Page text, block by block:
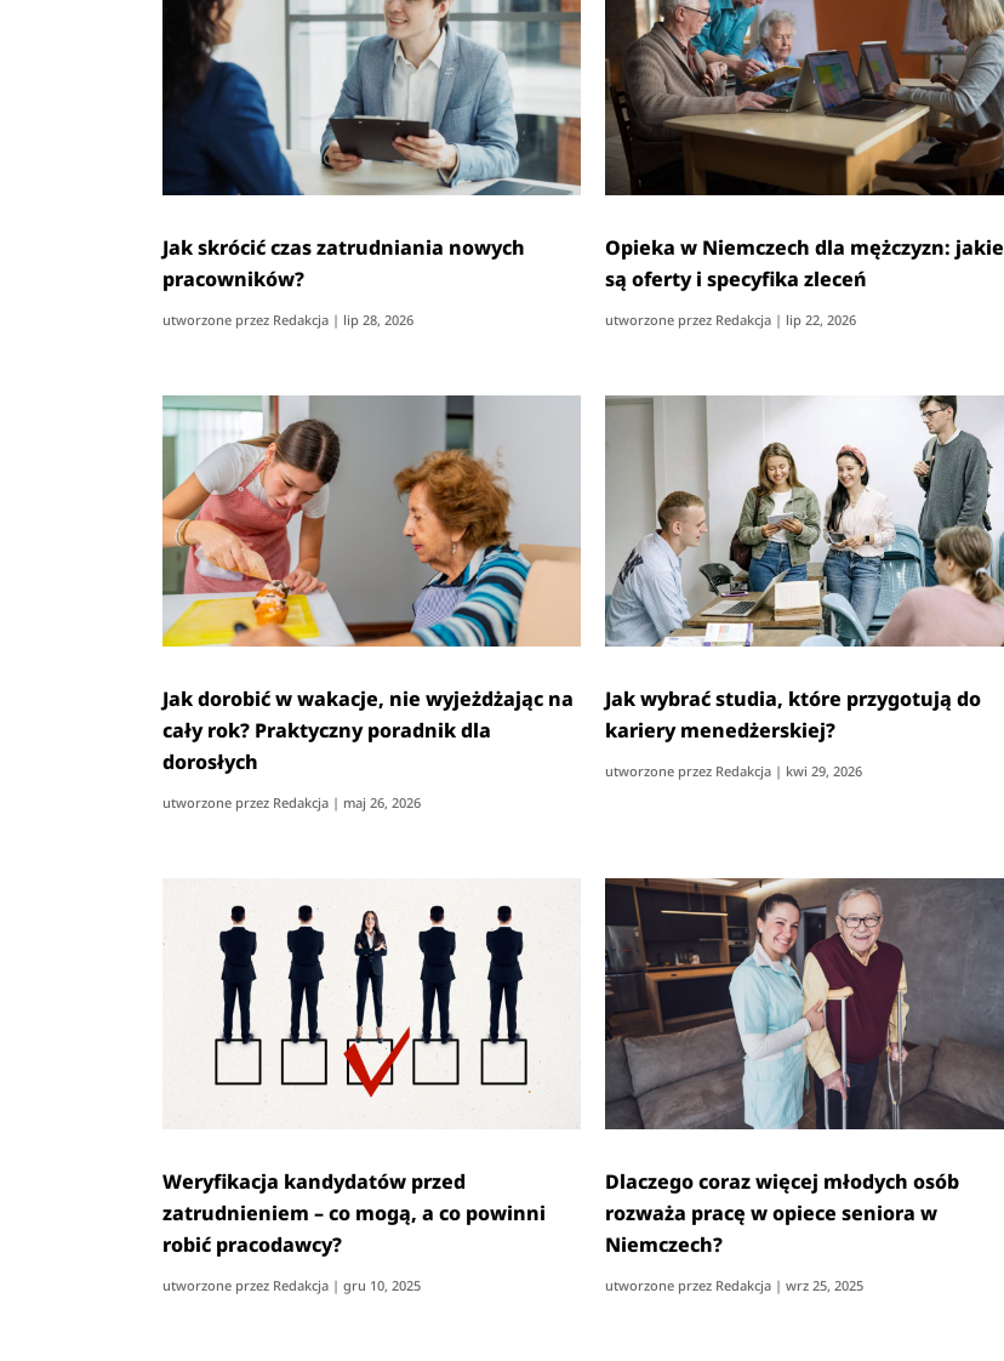
Jak skrócić czas zatrudniania nowych
pracowników?
utworzone przez Redakcja | lip 28, 2026
Opieka w Niemczech dla mężczyzn: jakie
są oferty i specyfika zleceń
utworzone przez Redakcja | lip 22, 2026
Jak dorobić w wakacje, nie wyjeżdżając na
cały rok? Praktyczny poradnik dla
dorosłych
utworzone przez Redakcja | maj 26, 2026
Jak wybrać studia, które przygotują do
kariery menedżerskiej?
utworzone przez Redakcja | kwi 29, 2026
Weryfikacja kandydatów przed
zatrudnieniem – co mogą, a co powinni
robić pracodawcy?
utworzone przez Redakcja |gru 10, 2025
Dlaczego coraz więcej młodych osób
rozważa pracę w opiece seniora w
Niemczech?
utworzone przez Redakcja |wrz 25, 2025